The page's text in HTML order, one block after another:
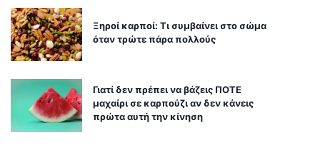
Ξηροί καρποί: Τι συμβαίνει στο σώμα
όταν τρώτε πάρα πολλούς
Γιατί δεν πρέπει να βάζεις ΠΟΤΕ
μαχαίρι σε καρπούζι αν δεν κάνεις
πρώτα αυτή την κίνηση